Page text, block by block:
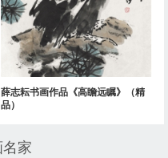
薛志耘书画作品《高瞻远瞩》（精
品）
家